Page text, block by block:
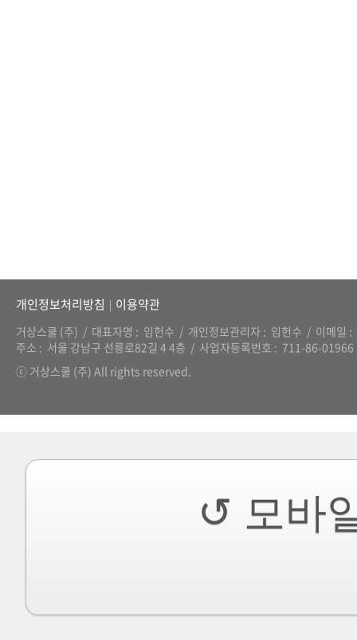
거상스쿨 (주) 대표자명 임헌수 개인정보관리자 임헌수
이메일
주소
서울 강남구 선릉로82길 4 4층 사업자등록번호
711-86-01966
ⓒ 거상스쿨 (주) All rights reserved.
개인정보처리방침 | 이용약관
↺ 모바